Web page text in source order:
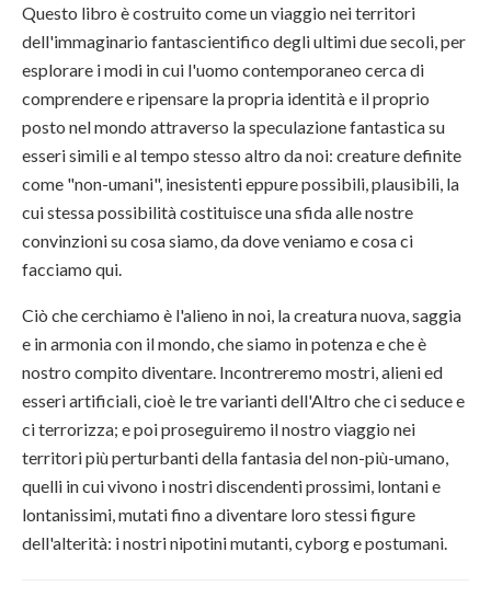
Questo libro è costruito come un viaggio nei territori
dell'immaginario fantascientifico degli ultimi due secoli, per
esplorare i modi in cui l'uomo contemporaneo cerca di
comprendere e ripensare la propria identità e il proprio
posto nel mondo attraverso la speculazione fantastica su
esseri simili e al tempo stesso altro da noi: creature definite
come "non-umani", inesistenti eppure possibili, plausibili, la
cui stessa possibilità costituisce una sfida alle nostre
convinzioni su cosa siamo, da dove veniamo e cosa ci
facciamo qui.
Ciò che cerchiamo è l'alieno in noi, la creatura nuova, saggia
e in armonia con il mondo, che siamo in potenza e che è
nostro compito diventare. Incontreremo mostri, alieni ed
esseri artificiali, cioè le tre varianti dell'Altro che ci seduce e
ci terrorizza; e poi proseguiremo il nostro viaggio nei
territori più perturbanti della fantasia del non-più-umano,
quelli in cui vivono i nostri discendenti prossimi, lontani e
lontanissimi, mutati fino a diventare loro stessi figure
dell'alterità: i nostri nipotini mutanti, cyborg e postumani.